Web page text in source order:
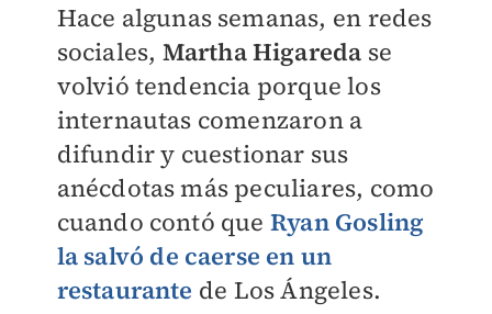
Hace algunas semanas, en redes
sociales, Martha Higareda se
volvió tendencia porque los
internautas comenzaron a
difundir y cuestionar sus
anécdotas más peculiares, como
cuando contó que Ryan Gosling
la salvó de caerse en un
restaurante de Los Ángeles.